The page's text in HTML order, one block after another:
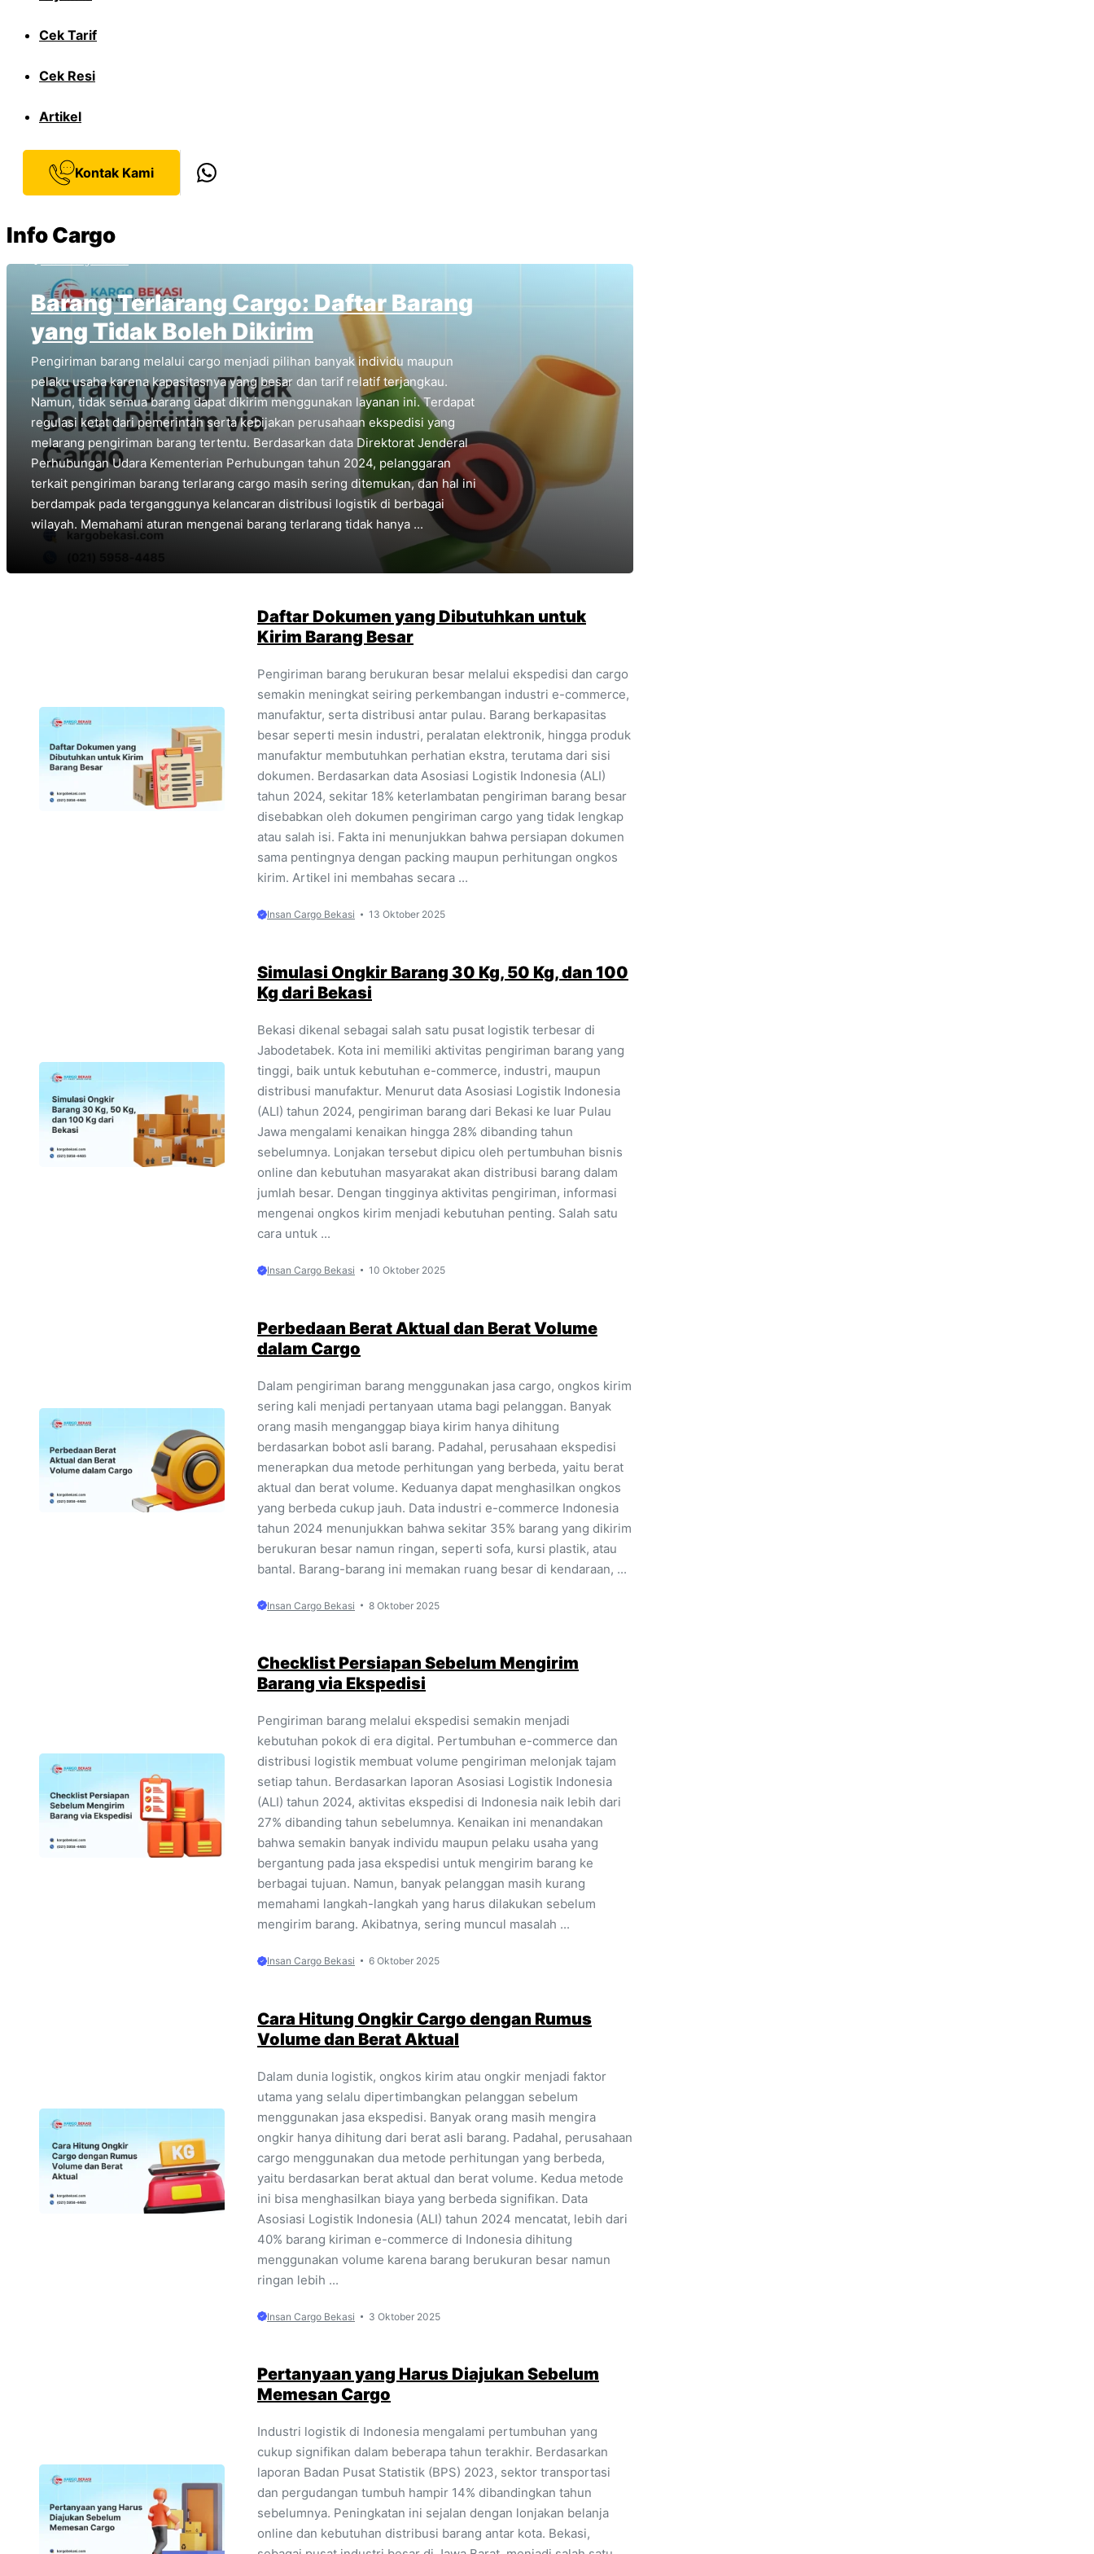
Cek Tarif
Cek Resi
Artikel
Kontak Kami
Info Cargo
Barang Terlarang Cargo: Daftar Barang
yang Tidak Boleh Dikirim
Pengiriman barang melalui cargo menjadi pilihan banyak individu maupun
pelaku usaha karena kapasitasnya yang besar dan tarif relatif terjangkau.
Namun, tidak semua barang dapat dikirim menggunakan layanan ini. Terdapat
regulasi ketat dari pemerintah serta kebijakan perusahaan ekspedisi yang
melarang pengiriman barang tertentu. Berdasarkan data Direktorat Jenderal
Perhubungan Udara Kementerian Perhubungan tahun 2024, pelanggaran
terkait pengiriman barang terlarang cargo masih sering ditemukan, dan hal ini
berdampak pada terganggunya kelancaran distribusi logistik di berbagai
wilayah. Memahami aturan mengenai barang terlarang tidak hanya ...
Daftar Dokumen yang Dibutuhkan untuk
Kirim Barang Besar
Pengiriman barang berukuran besar melalui ekspedisi dan cargo
semakin meningkat seiring perkembangan industri e-commerce,
manufaktur, serta distribusi antar pulau. Barang berkapasitas
besar seperti mesin industri, peralatan elektronik, hingga produk
manufaktur membutuhkan perhatian ekstra, terutama dari sisi
dokumen. Berdasarkan data Asosiasi Logistik Indonesia (ALI)
tahun 2024, sekitar 18% keterlambatan pengiriman barang besar
disebabkan oleh dokumen pengiriman cargo yang tidak lengkap
atau salah isi. Fakta ini menunjukkan bahwa persiapan dokumen
sama pentingnya dengan packing maupun perhitungan ongkos
kirim. Artikel ini membahas secara ...
Insan Cargo Bekasi 13 Oktober 2025
Simulasi Ongkir Barang 30 Kg, 50 Kg, dan 100
Kg dari Bekasi
Bekasi dikenal sebagai salah satu pusat logistik terbesar di
Jabodetabek. Kota ini memiliki aktivitas pengiriman barang yang
tinggi, baik untuk kebutuhan e-commerce, industri, maupun
distribusi manufaktur. Menurut data Asosiasi Logistik Indonesia
(ALI) tahun 2024, pengiriman barang dari Bekasi ke luar Pulau
Jawa mengalami kenaikan hingga 28% dibanding tahun
sebelumnya. Lonjakan tersebut dipicu oleh pertumbuhan bisnis
online dan kebutuhan masyarakat akan distribusi barang dalam
jumlah besar. Dengan tingginya aktivitas pengiriman, informasi
mengenai ongkos kirim menjadi kebutuhan penting. Salah satu
cara untuk ...
Insan Cargo Bekasi 10 Oktober 2025
Perbedaan Berat Aktual dan Berat Volume
dalam Cargo
Dalam pengiriman barang menggunakan jasa cargo, ongkos kirim
sering kali menjadi pertanyaan utama bagi pelanggan. Banyak
orang masih menganggap biaya kirim hanya dihitung
berdasarkan bobot asli barang. Padahal, perusahaan ekspedisi
menerapkan dua metode perhitungan yang berbeda, yaitu berat
aktual dan berat volume. Keduanya dapat menghasilkan ongkos
yang berbeda cukup jauh. Data industri e-commerce Indonesia
tahun 2024 menunjukkan bahwa sekitar 35% barang yang dikirim
berukuran besar namun ringan, seperti sofa, kursi plastik, atau
bantal. Barang-barang ini memakan ruang besar di kendaraan, ...
Insan Cargo Bekasi 8 Oktober 2025
Checklist Persiapan Sebelum Mengirim
Barang via Ekspedisi
Pengiriman barang melalui ekspedisi semakin menjadi
kebutuhan pokok di era digital. Pertumbuhan e-commerce dan
distribusi logistik membuat volume pengiriman melonjak tajam
setiap tahun. Berdasarkan laporan Asosiasi Logistik Indonesia
(ALI) tahun 2024, aktivitas ekspedisi di Indonesia naik lebih dari
27% dibanding tahun sebelumnya. Kenaikan ini menandakan
bahwa semakin banyak individu maupun pelaku usaha yang
bergantung pada jasa ekspedisi untuk mengirim barang ke
berbagai tujuan. Namun, banyak pelanggan masih kurang
memahami langkah-langkah yang harus dilakukan sebelum
mengirim barang. Akibatnya, sering muncul masalah ...
Insan Cargo Bekasi 6 Oktober 2025
Cara Hitung Ongkir Cargo dengan Rumus
Volume dan Berat Aktual
Dalam dunia logistik, ongkos kirim atau ongkir menjadi faktor
utama yang selalu dipertimbangkan pelanggan sebelum
menggunakan jasa ekspedisi. Banyak orang masih mengira
ongkir hanya dihitung dari berat asli barang. Padahal, perusahaan
cargo menggunakan dua metode perhitungan yang berbeda,
yaitu berdasarkan berat aktual dan berat volume. Kedua metode
ini bisa menghasilkan biaya yang berbeda signifikan. Data
Asosiasi Logistik Indonesia (ALI) tahun 2024 mencatat, lebih dari
40% barang kiriman e-commerce di Indonesia dihitung
menggunakan volume karena barang berukuran besar namun
ringan lebih ...
Insan Cargo Bekasi 3 Oktober 2025
Pertanyaan yang Harus Diajukan Sebelum
Memesan Cargo
Industri logistik di Indonesia mengalami pertumbuhan yang
cukup signifikan dalam beberapa tahun terakhir. Berdasarkan
laporan Badan Pusat Statistik (BPS) 2023, sektor transportasi
dan pergudangan tumbuh hampir 14% dibandingkan tahun
sebelumnya. Peningkatan ini sejalan dengan lonjakan belanja
online dan kebutuhan distribusi barang antar kota. Bekasi,